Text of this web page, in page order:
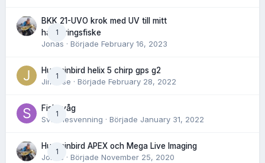
1
BKK 21-UVO krok med UV till mitt
havsöringsfiske
Jonas · Började February 16, 2023
1
Humminbird helix 5 chirp gps g2
Jimwise · Började February 28, 2022
1
Fiskevåg
Svennesvenning · Började January 31, 2022
1
Humminbird APEX och Mega Live Imaging
Jonas · Började November 25, 2020